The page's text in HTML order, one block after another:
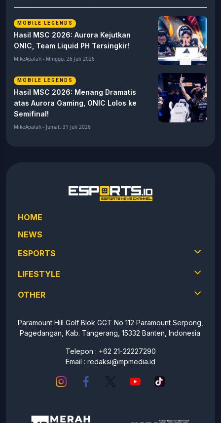
MOBILE LEGENDS
Hasil MSC 2026: Aurora Kejutkan
ONIC, Team Liquid PH Tersingkir!
MikeApalah - Minggu, 26 Juli 2026
MOBILE LEGENDS
Hasil MSC 2026: Menang Dramatis
atas Aurora Gaming, ONIC Lolos ke
Semifinal!
MikeApalah - Jumat, 31 Juli 2026
HOME
NEWS
ESPORTS
LIFESTYLE
OTHER
Paramount Hill Golf Blok GGT No 112 Paramount Serpong,
Pagedangan, Kab. Tangerang, 15332 Banten, Indonesia.
Telepon : +62 21-22227290
Email : redaksi@mpmedia.id